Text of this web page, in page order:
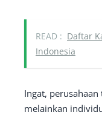
READ : Daftar
Indonesia
Ingat,
melainkan